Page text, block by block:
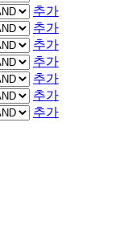
추가
추가
추가
추가
추가
추가
추가